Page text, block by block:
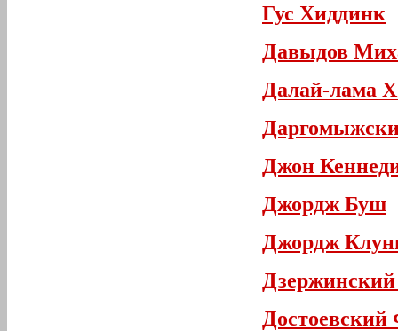
Гус Хиддинк
Давыдов
Далай-лама
Джон
Джордж Буш
Джордж